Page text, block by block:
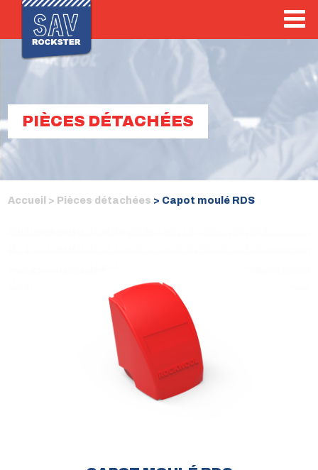
PIÈCES DÉTACHÉES
Accueil > Pièces détachées > Capot moulé RDS